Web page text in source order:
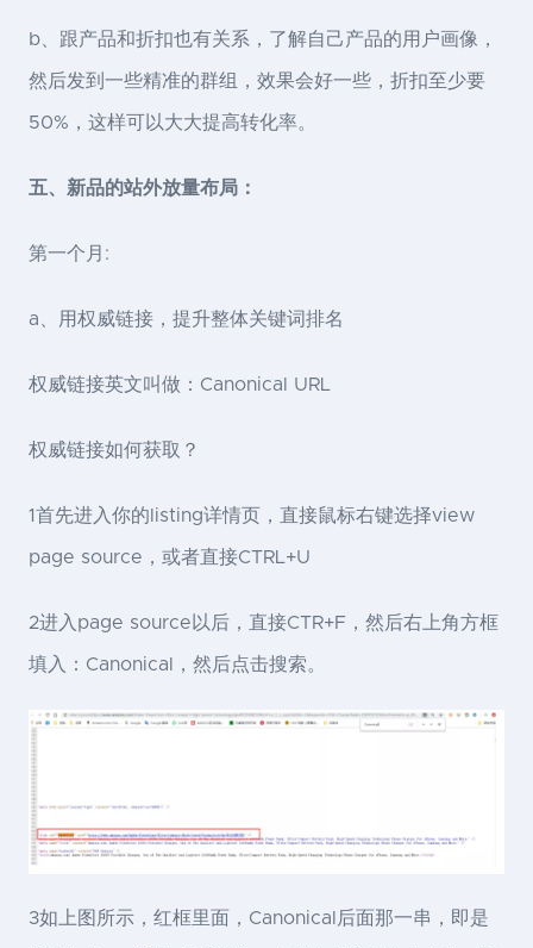
b、跟产品和折扣也有关系，了解自己产品的用户画像，
然后发到一些精准的群组，效果会好一些，折扣至少要
50%，这样可以大大提高转化率。
五、新品的站外放量布局：
第一个月:
a、用权威链接，提升整体关键词排名
权威链接英文叫做：Canonical URL
权威链接如何获取？
1首先进入你的listing详情页，直接鼠标右键选择view
page source，或者直接CTRL+U
2进入page source以后，直接CTR+F，然后右上角方框
填入：Canonical，然后点击搜索。
3如上图所示，红框里面，Canonical后面那一串，即是